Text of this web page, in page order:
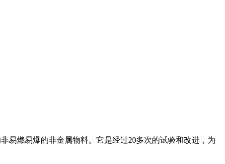
易燃易爆的非金属物料。它是经过20多次的试验和改进，为